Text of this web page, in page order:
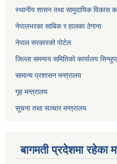
स्थानीय शासन तथा सामुदायिक विकास
नेपालभरका साबिक र हालका ठेगाना
नेपाल सरकारको पोर्टल
जिल्ला समन्वय समितिको कार्यालय
सामान्य प्रशासन मन्त्रालय
गृह मन्त्रालय
सूचना तथा सञ्चार मन्त्रालय
बागमती प्रदेशमा रहेका